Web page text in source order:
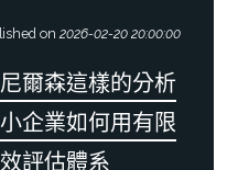
on 2026-02-20 20:00:00
爾森這樣的分析
企業如何用有限
評估體系